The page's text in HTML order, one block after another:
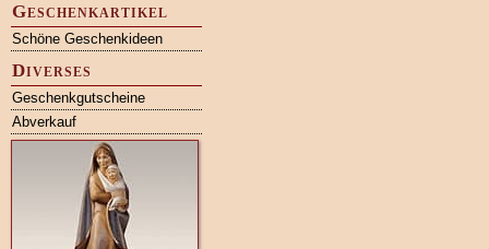
Geschenkartikel
Schöne Geschenkideen
Diverses
Geschenkgutscheine
Abverkauf